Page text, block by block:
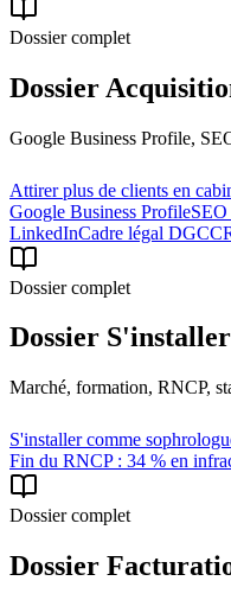
Dossier complet
Dossier
Google Business Profile,
Attirer plus de clients en
Google Business Profile
LinkedInCadre légal
Dossier complet
Dossier
Marché, formation, RNCP,
S'installer comme
Fin du RNCP : 34 % en
Dossier complet
Dossier